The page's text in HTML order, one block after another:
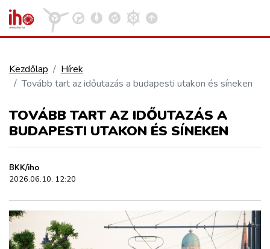
VASÚT
KÖZÚT
REPÜLÉS
KÖZLEKEDÉSFEJLESZTÉS
ELLÁTÁSI LÁNC
Kosár megtekintése
Kezdőlap
Hírek
Tovább tart az időutazás a budapesti utakon és síneken
TOVÁBB TART AZ IDŐUTAZÁS A
BUDAPESTI UTAKON ÉS SÍNEKEN
BKK/iho
2026.06.10. 12:20